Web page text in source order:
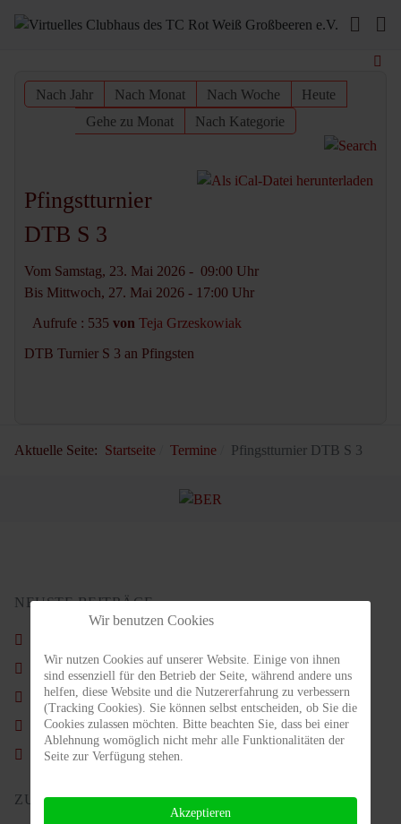
Nach Jahr Nach Monat Nach Woche
Heute
Gehe zu Monat
Nach Kategorie
Pfingstturnier
DTB S 3
Vom Samstag, 23. Mai 2026 - 09:00 Uhr
Bis Mittwoch, 27. Mai 2026 - 17:00 Uhr
Aufrufe: 535 von Teja Grzeskowiak
DTB Turnier S 3 an Pfingsten
Aktuelle Seite: Startseite Termine Pfingstturnier DTB S 3
NEUSTE BEITRÄGE
Nachruf - Carl Ahlgrimm
Vorstand im Amt bestätigt
Weihnachtsfeier Kids & Jugendliche am Nikolaustag
Sommercamp für Erwachsene 2025
ZULETZT AKTUALISIERT
Wir benutzen Cookies
Wir nutzen Cookies auf unserer Website. Einige von ihnen
sind essenziell für den Betrieb der Seite, während andere uns
helfen, diese Website und die Nutzererfahrung zu verbessern
(Tracking Cookies). Sie können selbst entscheiden, ob Sie die
Cookies zulassen möchten. Bitte beachten Sie, dass bei einer
Ablehnung womöglich nicht mehr alle Funktionalitäten der
Seite zur Verfügung stehen.
Akzeptieren